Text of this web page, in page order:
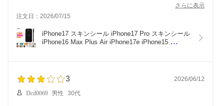
さらに表示
注文日：2026/07/15
iPhone17 スキンシール iPhone17 Pro スキンシール
iPhone16 Max Plus Air iPhone17e iPhone15
3 2026/06/12
Dcd0069 男性 30代